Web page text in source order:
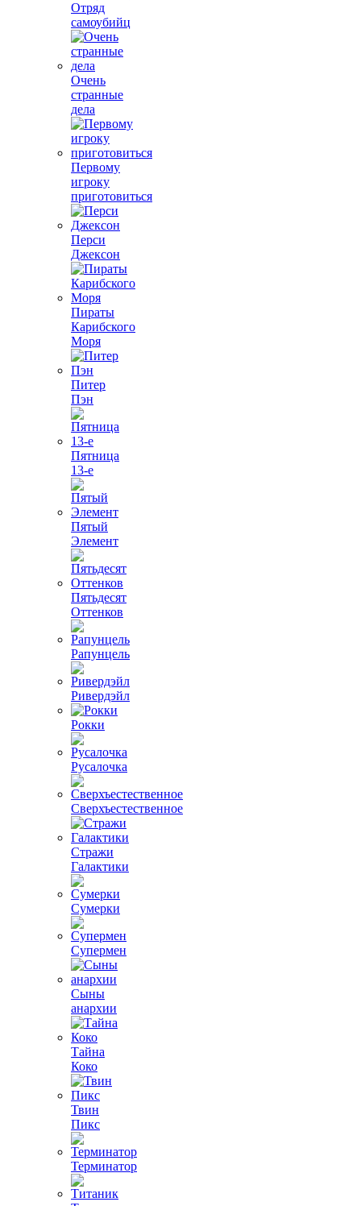
Отряд
самоубийц
Очень
странные
дела
Первому
игроку
приготовиться
Перси
Джексон
Пираты
Карибского
Моря
Питер
Пэн
Пятница
13-е
Пятый
Элемент
Пятьдесят
Оттенков
Рапунцель
Ривердэйл
Рокки
Русалочка
Сверхъестественное
Стражи
Галактики
Сумерки
Супермен
Сыны
анархии
Тайна
Коко
Твин
Пикс
Терминатор